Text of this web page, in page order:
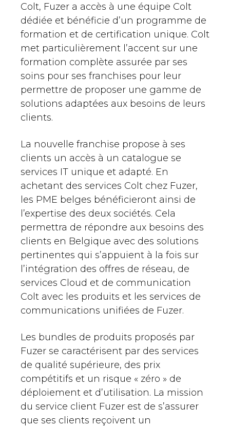
Colt, Fuzer a accès à une équipe Colt
dédiée et bénéficie d’un programme de
formation et de certification unique. Colt
met particulièrement l’accent sur une
formation complète assurée par ses
soins pour ses franchises pour leur
permettre de proposer une gamme de
solutions adaptées aux besoins de leurs
clients.
La nouvelle franchise propose à ses
clients un accès à un catalogue se
services IT unique et adapté. En
achetant des services Colt chez Fuzer,
les PME belges bénéficieront ainsi de
l’expertise des deux sociétés. Cela
permettra de répondre aux besoins des
clients en Belgique avec des solutions
pertinentes qui s’appuient à la fois sur
l’intégration des offres de réseau, de
services Cloud et de communication
Colt avec les produits et les services de
communications unifiées de Fuzer.
Les bundles de produits proposés par
Fuzer se caractérisent par des services
de qualité supérieure, des prix
compétitifs et un risque « zéro » de
déploiement et d’utilisation. La mission
du service client Fuzer est de s’assurer
que ses clients reçoivent un